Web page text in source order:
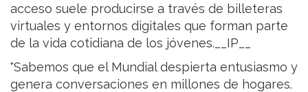
acceso suele producirse a través de billeteras
virtuales y entornos digitales que forman parte
de la vida cotidiana de los jóvenes.__IP__
"Sabemos que el Mundial despierta entusiasmo y
genera conversaciones en millones de hogares.